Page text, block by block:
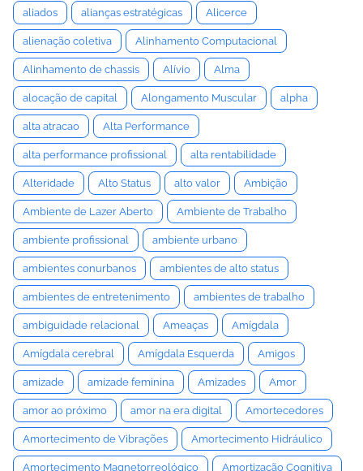
aliados alianças estratégicas Alicerce
alienação coletiva Alinhamento Computacional
Alinhamento de chassis Alívio Alma
alocação de capital Alongamento Muscular alpha
alta atracao Alta Performance
alta performance profissional alta rentabilidade
Alteridade Alto Status alto valor Ambição
Ambiente de Lazer Aberto Ambiente de Trabalho
ambiente profissional ambiente urbano
ambientes conurbanos ambientes de alto status
ambientes de entretenimento ambientes de trabalho
ambiguidade relacional Ameaças Amígdala
Amígdala cerebral Amígdala Esquerda Amigos
amizade amizade feminina Amizades Amor
amor ao próximo amor na era digital Amortecedores
Amortecimento de Vibrações Amortecimento Hidráulico
Amortecimento Magnetorreológico Amortização Cognitiva